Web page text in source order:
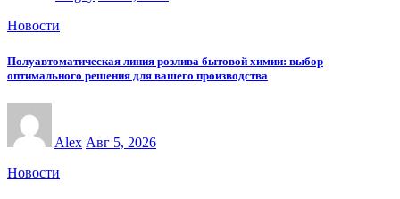
Новости
Полуавтоматическая линия розлива бытовой химии: выбор
оптимального решения для вашего производства
Alex Авг 5, 2026
Новости